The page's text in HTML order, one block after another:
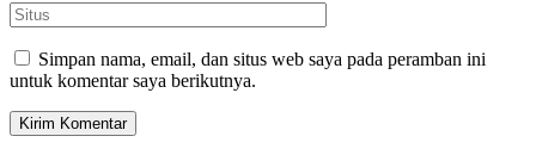
Simpan nama, email, dan situs web saya pada peramban ini
untuk komentar saya berikutnya.